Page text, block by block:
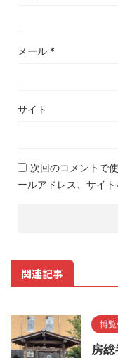
メール *
サイト
次回のコメントで
ールアドレス、サイト
関連記事
博
房